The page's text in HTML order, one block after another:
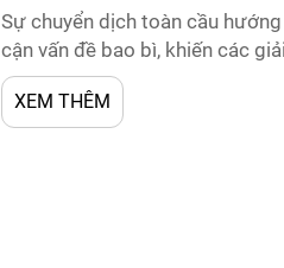
Sự chuyển dịch toàn cầu
cận vấn đề bao bì, khiến các
đã trở thành yêu cầu cạnh
dược phẩm, điện tử và hàng
XEM THÊM